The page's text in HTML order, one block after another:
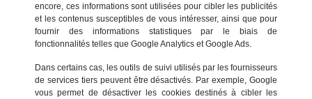
encore, ces informations sont utilisées pour cibler les publicités
et les contenus susceptibles de vous intéresser, ainsi que pour
fournir des informations statistiques par le biais de
fonctionnalités telles que Google Analytics et Google Ads.
Dans certains cas, les outils de suivi utilisés par les fournisseurs
de services tiers peuvent être désactivés. Par exemple, Google
vous permet de désactiver les cookies destinés à cibler les